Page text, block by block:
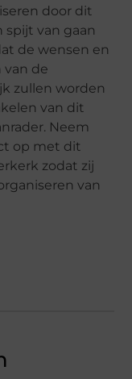
door dit
spijt van gaan
de wensen en
van de
zullen worden
van dit
Neem
op met dit
zodat zij
van